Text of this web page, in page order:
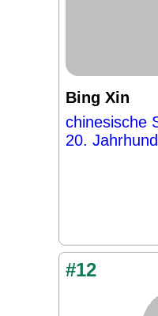
Bing Xin
chinesische
20.
#12